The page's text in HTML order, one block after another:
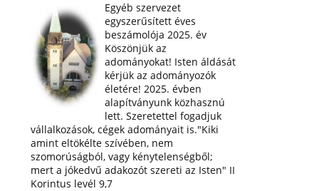
Egyéb szervezet
egyszerűsített éves
beszámolója 2025. év
Köszönjük az
adományokat! Isten áldását
kérjük az adományozók
életére! 2025. évben
alapítványunk közhasznú
lett. Szeretettel fogadjuk
vállalkozások, cégek adományait is."Kiki
amint eltökélte szívében, nem
szomorúságból, vagy kénytelenségből;
mert a jókedvű adakozót szereti az Isten" II
Korintus levél 9,7